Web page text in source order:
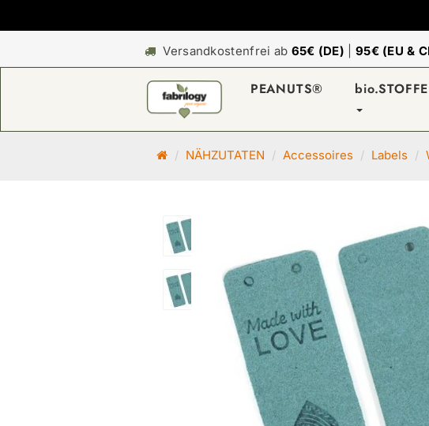
Versandkostenfrei ab 65€ (DE) 95€ (EU &
PEANUTS® bio.STOFFE
S
t
s
i
NÄHZUTATEN Accessoires Labels